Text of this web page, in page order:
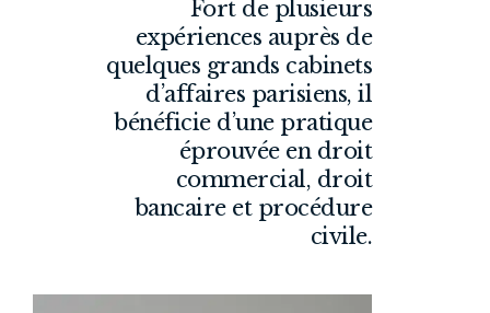
Fort de plusieurs
expériences auprès de
quelques grands cabinets
d’affaires parisiens, il
bénéficie d’une pratique
éprouvée en droit
commercial, droit
bancaire et procédure
civile.